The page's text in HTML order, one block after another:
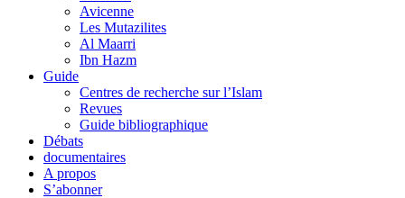
Avicenne
Les Mutazilites
Al Maarri
Ibn Hazm
Guide
Centres de recherche sur l’Islam
Revues
Guide bibliographique
Débats
documentaires
A propos
S’abonner